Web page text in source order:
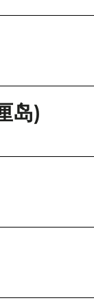
岛)